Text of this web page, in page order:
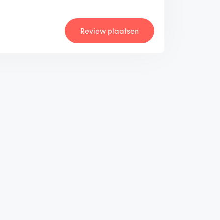
Review plaatsen